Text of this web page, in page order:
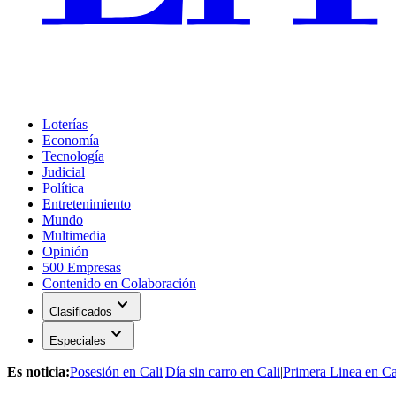
Loterías
Economía
Tecnología
Judicial
Política
Entretenimiento
Mundo
Multimedia
Opinión
500 Empresas
Contenido en Colaboración
Clasificados expand_more
Especiales expand_more
Es noticia:Posesión en Cali|Día sin carro en Cali|Primera Linea en